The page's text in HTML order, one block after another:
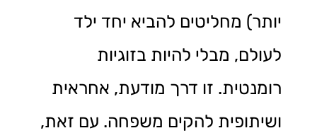
יותר) מחליטים להביא יחד ילד
לעולם, מבלי להיות בזוגיות
רומנטית. זו דרך מודעת, אחראית
ושיתופית להקים משפחה. עם זאת,